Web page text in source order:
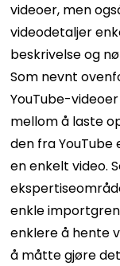
videoer, men
videodetaljer
beskrivelse og
Som nevnt
YouTube-
mellom å laste
den fra
en enkelt video.
enkle
enklere å hente
å måtte gjøre det